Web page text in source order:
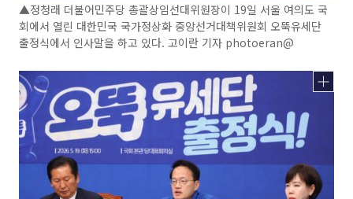
▲정청래 더불어민주당 총괄상임선대위원장이 19일 서울 여의도 국
회에서 열린 대한민국 국가정상화 중앙선거대책위원회 오뚝유세단
출정식에서 인사말을 하고 있다. 고이란 기자 photoeran@